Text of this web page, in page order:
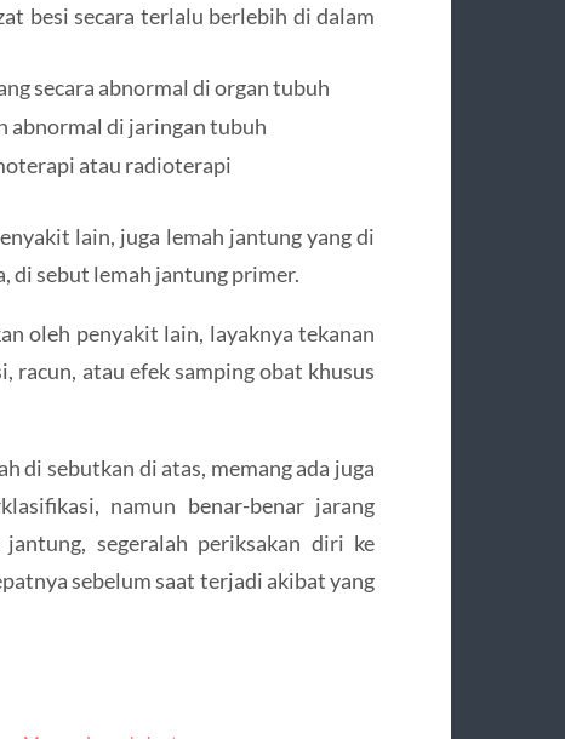
besi secara terlalu berlebih di dalam
secara abnormal di organ tubuh
abnormal di jaringan tubuh
atau radioterapi
lain, juga lemah jantung yang di
di sebut lemah jantung primer.
oleh penyakit lain, layaknya tekanan
racun, atau efek samping obat khusus
di sebutkan di atas, memang ada juga
namun benar-benar jarang
segeralah periksakan diri ke
sebelum saat terjadi akibat yang